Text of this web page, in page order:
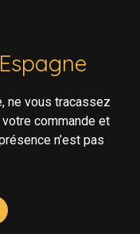
ne vous tracassez
commande et
n’est pas